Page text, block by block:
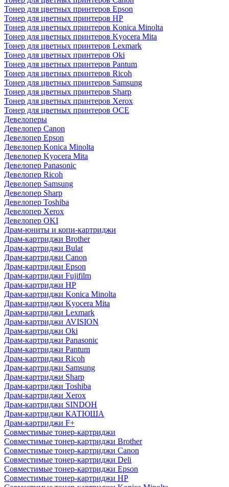
Тонер для цветных принтеров Epson
Тонер для цветных принтеров HP
Тонер для цветных принтеров Konica Minolta
Тонер для цветных принтеров Kyocera Mita
Тонер для цветных принтеров Lexmark
Тонер для цветных принтеров Oki
Тонер для цветных принтеров Pantum
Тонер для цветных принтеров Ricoh
Тонер для цветных принтеров Samsung
Тонер для цветных принтеров Sharp
Тонер для цветных принтеров Xerox
Тонер для цветных принтеров OCE
Девелоперы
Девелопер Canon
Девелопер Epson
Девелопер Konica Minolta
Девелопер Kyocera Mita
Девелопер Panasonic
Девелопер Ricoh
Девелопер Samsung
Девелопер Sharp
Девелопер Toshiba
Девелопер Xerox
Девелопер OKI
Драм-юниты и копи-картриджи
Драм-картриджи Brother
Драм-картриджи Bulat
Драм-картриджи Canon
Драм-картриджи Epson
Драм-картриджи Fujifilm
Драм-картриджи HP
Драм-картриджи Konica Minolta
Драм-картриджи Kyocera Mita
Драм-картриджи Lexmark
Драм-картриджи AVISION
Драм-картриджи Oki
Драм-картриджи Panasonic
Драм-картриджи Pantum
Драм-картриджи Ricoh
Драм-картриджи Samsung
Драм-картриджи Sharp
Драм-картриджи Toshiba
Драм-картриджи Xerox
Драм-картриджи SINDOH
Драм-картриджи КАТЮША
Драм-картриджи F+
Совместимые тонер-картриджи
Совместимые тонер-картриджи Brother
Совместимые тонер-картриджи Canon
Совместимые тонер-картриджи Deli
Совместимые тонер-картриджи Epson
Совместимые тонер-картриджи HP